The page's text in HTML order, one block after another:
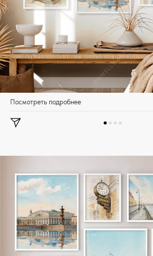
Посмотреть подробнее